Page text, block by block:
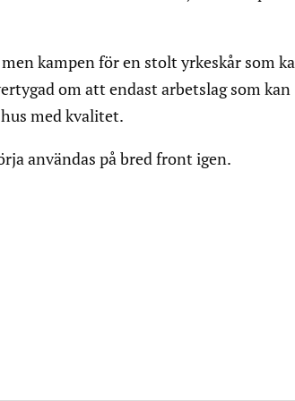
kampen för en stolt yrkeskår som
om att endast arbetslag som kan
med kvalitet.
användas på bred front igen.